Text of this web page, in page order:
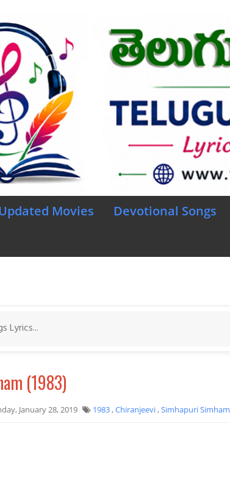
Movies Devotional Songs
(1983)
January 28, 2019 1983,Chiranjeevi,Simhapuri Simham